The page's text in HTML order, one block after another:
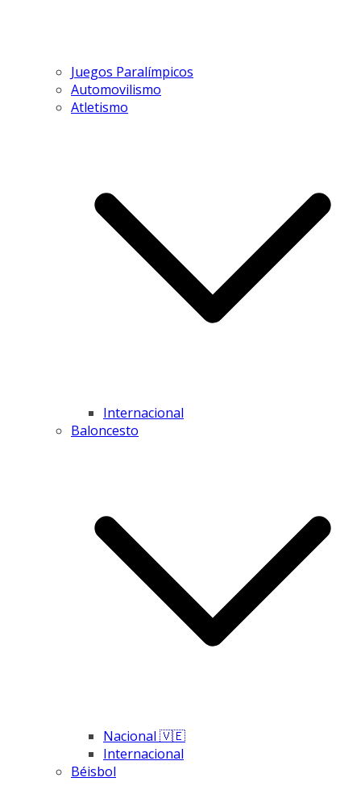
Juegos Paralímpicos
Automovilismo
Atletismo
Internacional
Baloncesto
Nacional 🇻🇪
Internacional
Béisbol